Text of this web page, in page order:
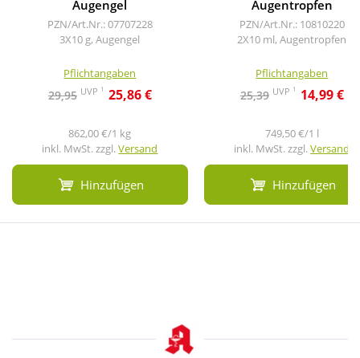
Augengel
PZN/Art.Nr.: 07707228
3X10 g, Augengel
Pflichtangaben
29,95 UVP 1 25,86 €
862,00 €/1 kg
inkl. MwSt. zzgl.Versand
Hinzufügen
Augentropfen
PZN/Art.Nr.: 10810220
2X10 ml, Augentropfen
Pflichtangaben
25,39 UVP 1 14,99 €
749,50 €/1 l
inkl. MwSt. zzgl.Versand
Hinzufügen